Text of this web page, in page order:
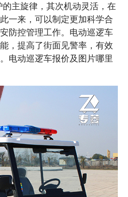
主旋律，其次机动灵活，在
一来，可以制定更加科学合
防控管理工作。电动巡逻车
，提高了街面见警率，有效
电动巡逻车报价及图片哪里